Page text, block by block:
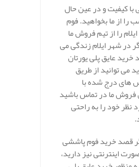
کیفیت و در عین حال
را از ما بخواهید. فوم
را از تیم فروش ما
در شهر ایلام زندگی می
عایق پلی یورتان
می توانید از طریق
های درج شده با
فروش ما در تماس باشید
نظر خود را به راحتی
قصد خرید فوم پاششی
اینترنتی نیز دارید،